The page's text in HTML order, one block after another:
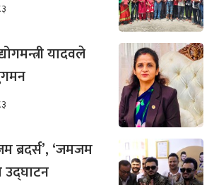
यादवले
ब्रदर्स’, ‘जमजम
उद्घाटन